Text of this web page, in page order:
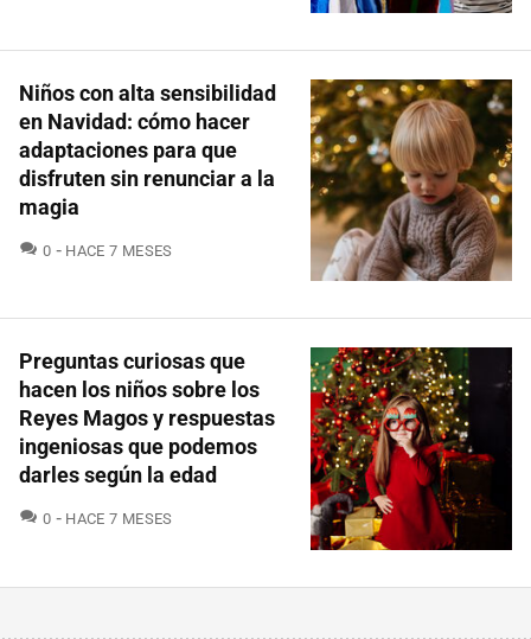
Niños con alta sensibilidad
en Navidad: cómo hacer
adaptaciones para que
disfruten sin renunciar a la
magia
0 COMENTARIOS
HACE 7 MESES
Preguntas curiosas que
hacen los niños sobre los
Reyes Magos y respuestas
ingeniosas que podemos
darles según la edad
0 COMENTARIOS
HACE 7 MESES